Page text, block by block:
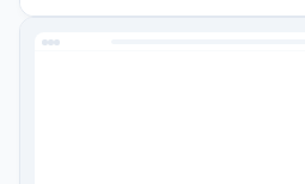
desteği ve AI'ya dayanıklı kariyer
bir sonraki ideal rollerini